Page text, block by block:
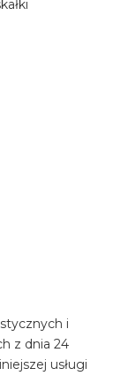
i
z dnia 24
usługi